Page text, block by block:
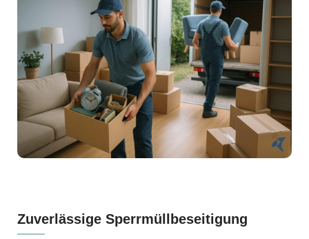
Zuverlässige Sperrmüllbeseitigung